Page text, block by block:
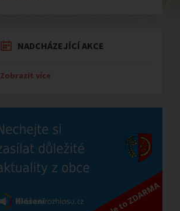
NADCHÁZEJÍCÍ AKCE
Zobrazit více